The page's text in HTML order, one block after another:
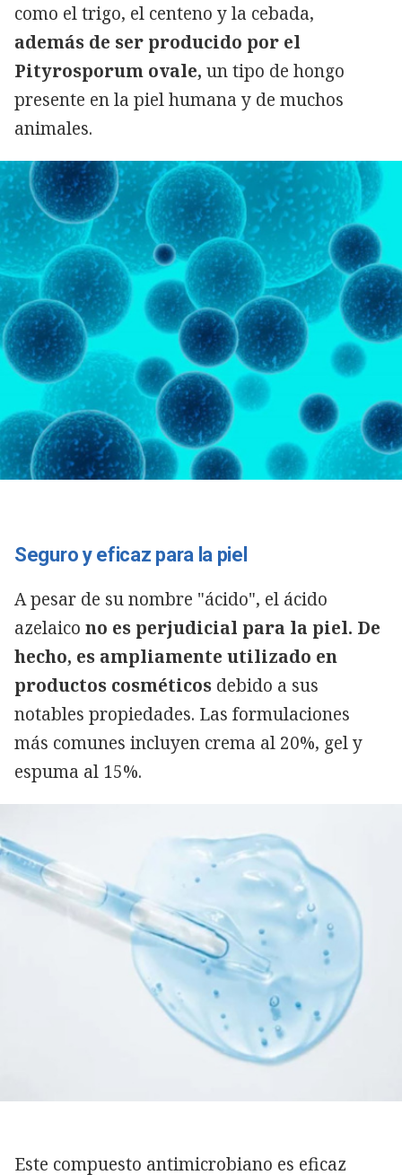
como el trigo, el centeno y la cebada,
además de ser producido por el
Pityrosporum ovale, un tipo de hongo
presente en la piel humana y de muchos
animales.
Seguro y eficaz para la piel
A pesar de su nombre "ácido", el ácido
azelaico no es perjudicial para la piel. De
hecho, es ampliamente utilizado en
productos cosméticos debido a sus
notables propiedades. Las formulaciones
más comunes incluyen crema al 20%, gel y
espuma al 15%.
Este compuesto antimicrobiano es eficaz